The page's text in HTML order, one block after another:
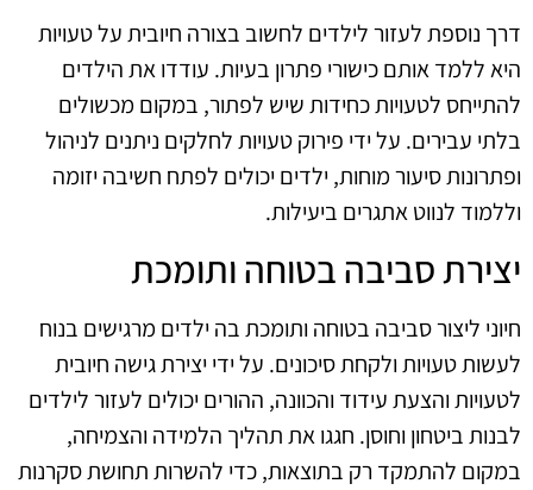
דרך נוספת לעזור לילדים לחשוב בצורה חיובית על טעויות
היא ללמד אותם כישורי פתרון בעיות. עודדו את הילדים
להתייחס לטעויות כחידות שיש לפתור, במקום מכשולים
בלתי עבירים. על ידי פירוק טעויות לחלקים ניתנים לניהול
ופתרונות סיעור מוחות, ילדים יכולים לפתח חשיבה יזומה
וללמוד לנווט אתגרים ביעילות.
יצירת סביבה בטוחה ותומכת
חיוני ליצור סביבה בטוחה ותומכת בה ילדים מרגישים בנוח
לעשות טעויות ולקחת סיכונים. על ידי יצירת גישה חיובית
לטעויות והצעת עידוד והכוונה, ההורים יכולים לעזור לילדים
לבנות ביטחון וחוסן. חגגו את תהליך הלמידה והצמיחה,
במקום להתמקד רק בתוצאות, כדי להשרות תחושת סקרנות